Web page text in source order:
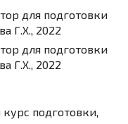
для подготовки
Г.Х., 2022
для подготовки
Г.Х., 2022
подготовки,